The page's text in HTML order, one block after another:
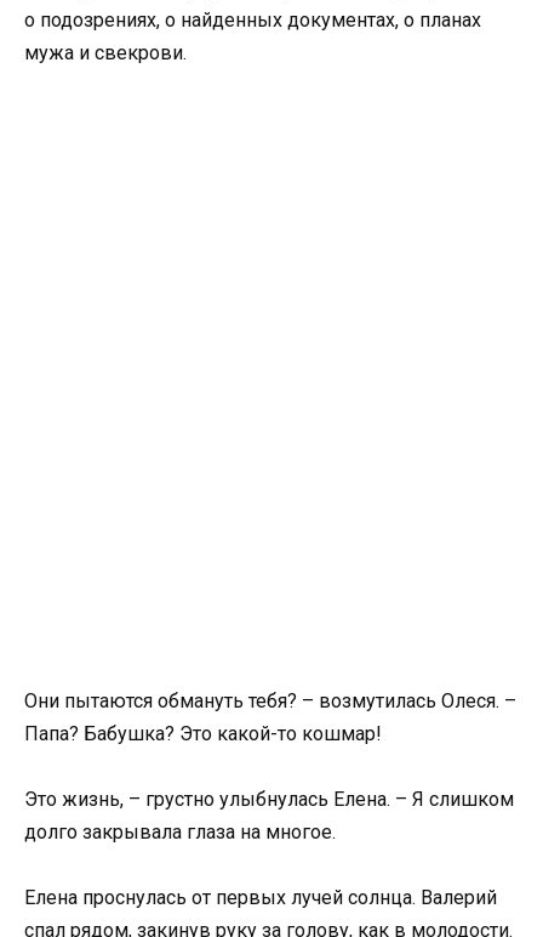
о подозрениях, о найденных документах, о планах
мужа и свекрови.
Они пытаются обмануть тебя? – возмутилась Олеся. –
Папа? Бабушка? Это какой-то кошмар!
Это жизнь, – грустно улыбнулась Елена. – Я слишком
долго закрывала глаза на многое.
Елена проснулась от первых лучей солнца. Валерий
спал рядом, закинув руку за голову, как в молодости.